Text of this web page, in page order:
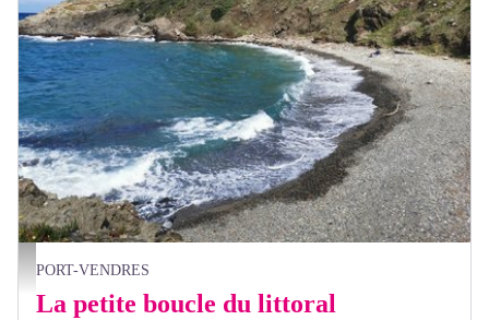
Elisabeth Coste
PORT-VENDRES
La petite boucle du littoral